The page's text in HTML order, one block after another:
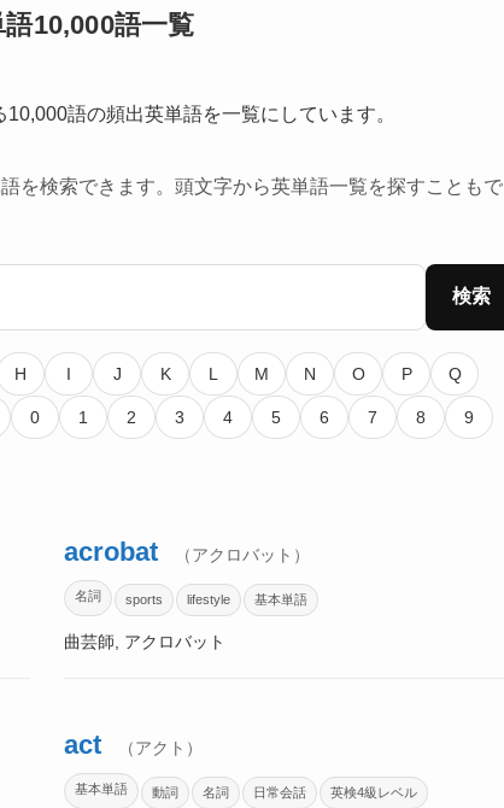
10,000語一覧
語の頻出英単語を一覧にしています。
を検索できます。頭文字から英単語一覧を探すこともで
検索
H I J K L M N O P Q
0 1 2 3 4 5 6 7 8 9
acrobat （アクロバット）
名詞 sports lifestyle 基本単語
曲芸師, アクロバット
act （アクト）
基本単語 動詞 名詞 日常会話 英検4級レベル